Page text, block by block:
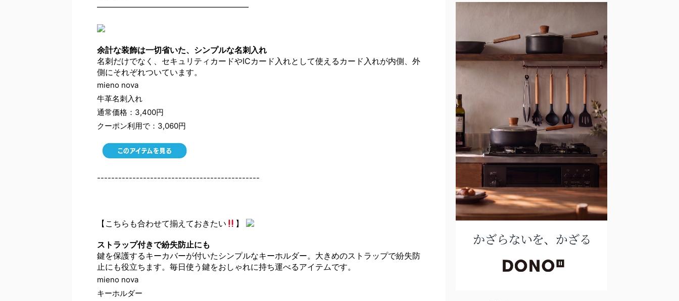
━━━━━━━━━━━━━━━━━━━━
余計な装飾は一切省いた、シンプルな名刺入れ
名刺だけでなく、セキュリティカードやICカード入れとして使えるカード入れが内側、外
側にそれぞれついています。
mieno nova
牛革名刺入れ
通常価格：3,400円
クーポン利用で：3,060円
----------------------------------------------
【こちらも合わせて揃えておきたい 】
ストラップ付きで紛失防止にも
鍵を保護するキーカバーが付いたシンプルなキーホルダー。大きめのストラップで紛失防
止にも役立ちます。毎日使う鍵をおしゃれに持ち運べるアイテムです。
mieno nova
キーホルダー